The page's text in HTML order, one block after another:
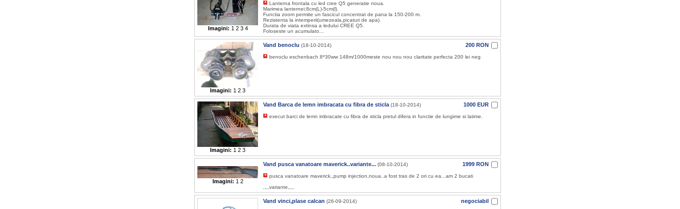
Imagini: 1 2 3 4
Lanterna frontala cu led cree Q5 generatie noua.
Marimea lanternei:8cm(L)-5cm(l).
Functia zoom permite un fascicul concentrat de pana la 150-200 m.
Rezistenta la intemperii(umezeala,picaturi de apa).
Durata de viata extinsa a ledului CREE Q5.
Foloseste un acumulato...
Imagini: 1 2 3
Vand benoclu (18-10-2014) 200 RON
benoclu eschenbach 8*30ww 148m/1000meste nou nou nou claritate perfecta 200 lei neg
Imagini: 1 2 3
Vand Barca de lemn imbracata cu fibra de sticla (18-10-2014) 1000 EUR
execut barci de lemn imbracate cu fibra de sticla pretul difera in functie de lungime si latime.
Imagini: 1 2
Vand pusca vanatoare maverick..variante... (08-10-2014) 1999 RON
pusca vanatoare maverick,,pump injection,noua..a fost tras de 2 ori cu ea...am 2 bucati
,,,,variante,,,,
Vand vinci,plase calcan (26-09-2014) negociabil